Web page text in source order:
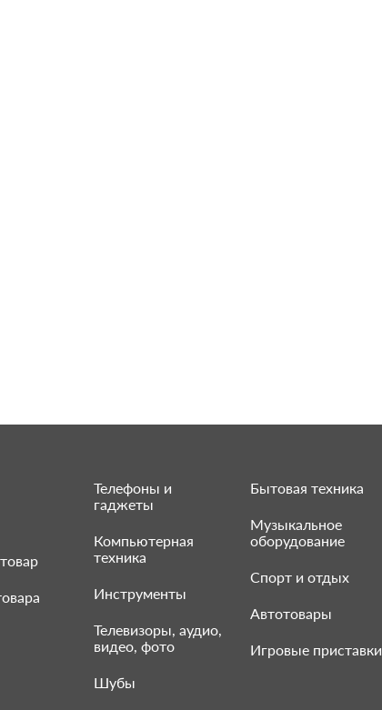
Телефоны и
гаджеты
Компьютерная
техника
Инструменты
Телевизоры, аудио,
видео, фото
Шубы
Бытовая техника
Музыкальное
оборудование
Спорт и отдых
Автотовары
Игровые приставки